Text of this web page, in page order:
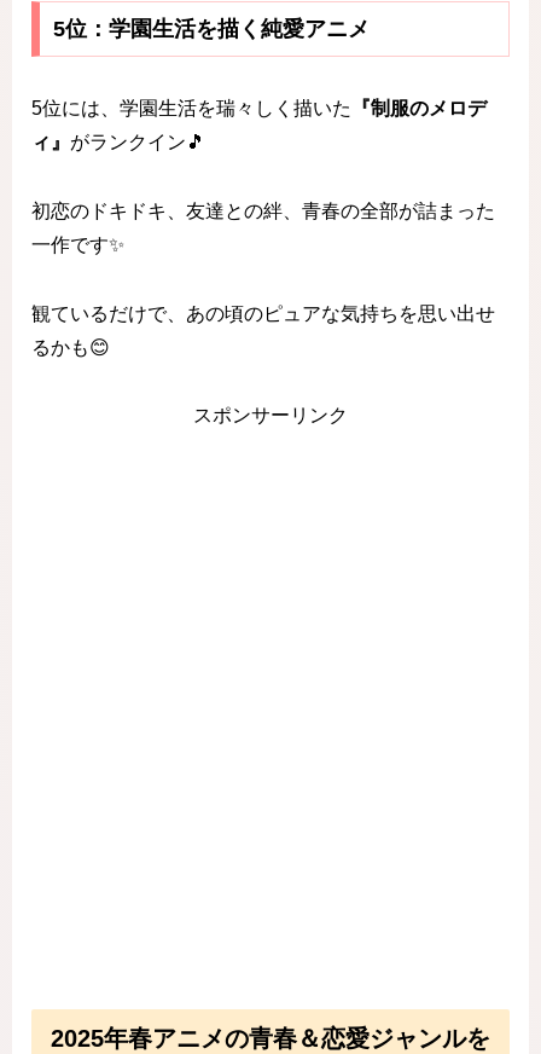
5位：学園生活を描く純愛アニメ
5位には、学園生活を瑞々しく描いた
『制服のメロデ
ィ』 がランクイン🎵
初恋のドキドキ、友達との絆、青春の全部が詰まった
一作です✨
観ているだけで、あの頃のピュアな気持ちを思い出せ
るかも😊
スポンサーリンク
2025年春アニメの青春＆恋愛ジャンルを